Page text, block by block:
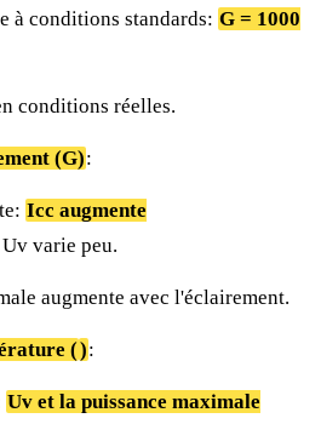
à conditions standards: G = 1000
conditions réelles.
(G):
Icc augmente
Uv varie peu.
augmente avec l'éclairement.
():
Uv et la puissance maximale